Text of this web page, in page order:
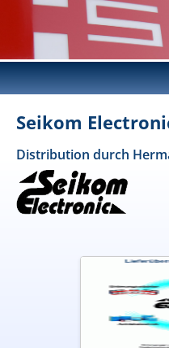
Seikom
Distribution durch